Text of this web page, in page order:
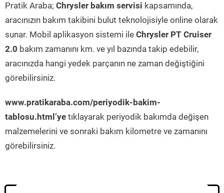
Pratik Araba; Chrysler bakım servisi kapsamında,
aracınızın bakım takibini bulut teknolojisiyle online olarak
sunar. Mobil aplikasyon sistemi ile Chrysler PT Cruiser
2.0 bakım zamanını km. ve yıl bazında takip edebilir,
aracınızda hangi yedek parçanın ne zaman değiştiğini
görebilirsiniz.
www.pratikaraba.com/periyodik-bakim-
tablosu.html’ye tıklayarak periyodik bakımda değişen
malzemelerini ve sonraki bakım kilometre ve zamanını
görebilirsiniz.